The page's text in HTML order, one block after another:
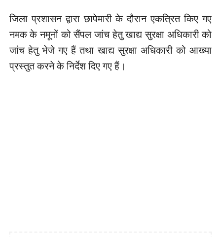
जिला प्रशासन द्वारा छापेमारी के दौरान एकत्रित किए गए
नमक के नमूनों को सैंपल जांच हेतु खाद्य सुरक्षा अधिकारी को
जांच हेतु भेजे गए हैं तथा खाद्य सुरक्षा अधिकारी को आख्या
प्रस्तुत करने के निर्देश दिए गए हैं।